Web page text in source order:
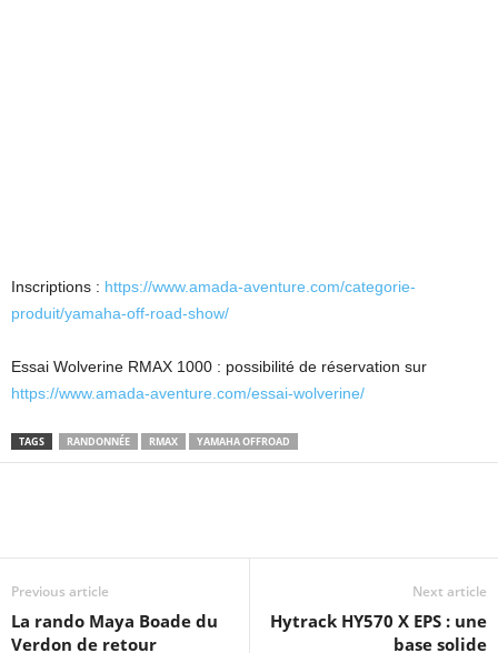
Inscriptions : https://www.amada-aventure.com/categorie-
produit/yamaha-off-road-show/
Essai Wolverine RMAX 1000 : possibilité de réservation sur
https://www.amada-aventure.com/essai-wolverine/
TAGS RANDONNÉE RMAX YAMAHA OFFROAD
Previous article
La rando Maya Boade du
Verdon de retour
Next article
Hytrack HY570 X EPS : une
base solide